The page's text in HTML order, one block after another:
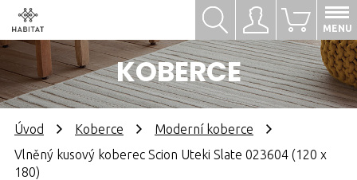
Přihlásit se
KOBERCE
0
MENU
Hledat
Úvod Koberce
Moderní koberce
Vlněný kusový koberec Scion Uteki Slate 023604 (120 x
180)